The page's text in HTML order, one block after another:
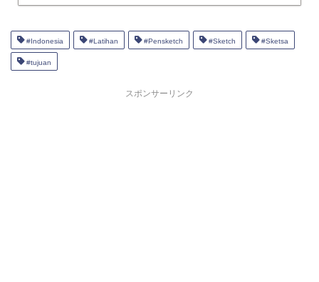
#Indonesia #Latihan #Pensketch #Sketch #Sketsa
#tujuan
スポンサーリンク